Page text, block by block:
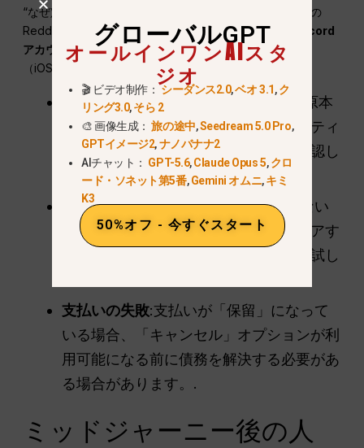
“なぜ定期購読が表示されないのですか？”これは2026年の
Redditで最もよくある質問だ。通常、これは複数のDiscord
アカウントまたは、サードパーティのモバイルストア
（iOS/Android）でお支払いが処理された場合。.
Eメールのチェック
:Stripeの領収書の原本
を確認し、どのメールアドレスがアクティ
ブなプランにリンクされているかを確認し
ます。.
ブラウザキャッシュ:管理」ボタンがない
場合は、ブラウザのキャッシュをクリアす
るか、インコグニートウィンドウをお試し
支払いの失敗:支払いが「保留」になって
いる場合、「キャンセル」オプションが利
用可能になる前に債務を解決する必要があ
る場合があります。.
ミッドジャーニー後の人
グローバルGPT
オールインワンAIスタ
ジオ
🎬 ビデオ制作：シーダンス2.0,ベオ 3.1,ク
リング3.0,そら 2
🎨 画像生成：旅の途中,Seedream 5.0 Pro,
GPTイメージ2,ナノバナナ2
AIチャット： GPT-5.6,Claude Opus 5,クロ
ード・ソネット第5番,Gemini オムニ,キミ
K3
50%オフ - 今すぐスタート